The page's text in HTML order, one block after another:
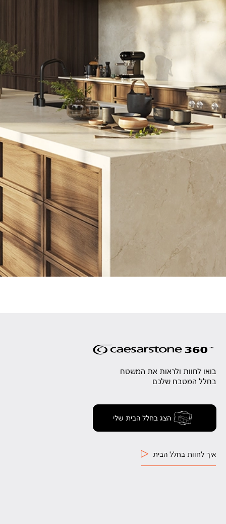
בואו לחוות ולראות את המשטח
בחלל המטבח שלכם
הצג בחלל הבית שלי
איך לחוות בחלל הבית